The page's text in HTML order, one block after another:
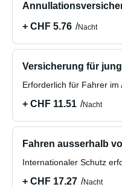
+ CHF 5.76
Nacht
Versicherung für
Erforderlich für Fahrer im
+ CHF 11.51 Nacht
Fahren ausserhalb
Internationaler Schutz
+ CHF 17.27 Nacht